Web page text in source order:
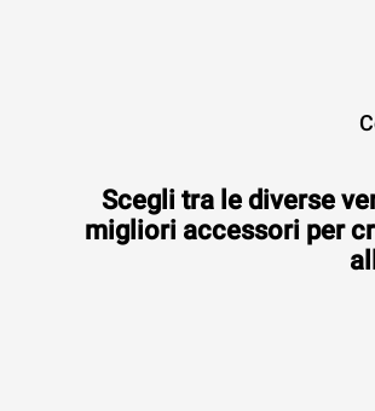
7.000,00 €
IVA esclusa
Scegli tra le diverse
migliori accessori per